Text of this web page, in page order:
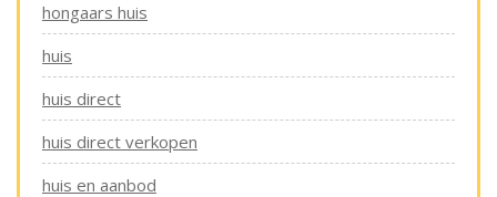
hongaars huis
huis
huis direct
huis direct verkopen
huis en aanbod